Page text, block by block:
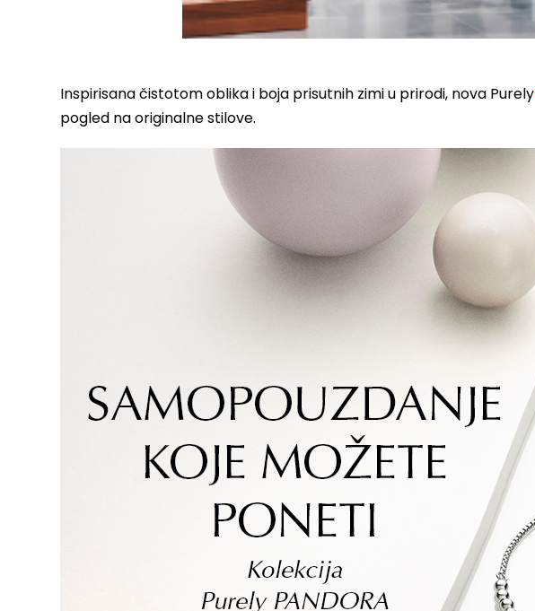
Inspirisana čistotom oblika i boja prisutnih zimi u prirodi, nova Purely
pogled na originalne stilove.